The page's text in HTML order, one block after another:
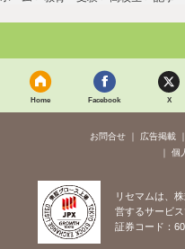
Home Facebook X
お問合せ 広告掲載
個
リセマムは、
営するサービス
証券コード：